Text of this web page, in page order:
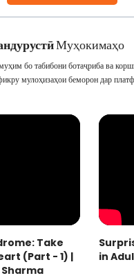
Муҳокимаҳо
бо табибони ботаҷриба ва
мулоҳизаҳои беморон дар
Take
(Part - 1) |
Sharma
in